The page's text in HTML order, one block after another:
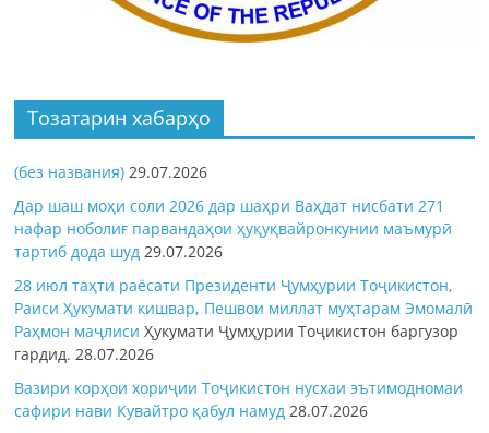
Тозатарин хабарҳо
(без названия) 29.07.2026
Дар шаш моҳи соли 2026 дар шаҳри Ваҳдат нисбати 271
нафар ноболиғ парвандаҳои ҳуқуқвайронкунии маъмурӣ
тартиб дода шуд 29.07.2026
28 июл таҳти раёсати Президенти Ҷумҳурии Тоҷикистон,
Раиси Ҳукумати кишвар, Пешвои миллат муҳтарам Эмомалӣ
Раҳмон маҷлисиҲукумати Ҷумҳурии Тоҷикистон баргузор
гардид.28.07.2026
Вазири корҳои хориҷии Тоҷикистон нусхаи эътимодномаи
сафири нави Кувайтро қабул намуд 28.07.2026